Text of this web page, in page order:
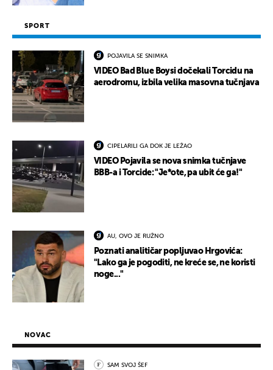
SPORT
POJAVILA SE SNIMKA
VIDEO Bad Blue Boysi dočekali Torcidu na
aerodromu, izbila velika masovna tučnjava
CIPELARILI GA DOK JE LEŽAO
VIDEO Pojavila se nova snimka tučnjave
BBB-a i Torcide: "Je*ote, pa ubit će ga!"
AU, OVO JE RUŽNO
Poznati analitičar popljuvao Hrgovića:
"Lako ga je pogoditi, ne kreće se, ne koristi
noge..."
NOVAC
SAM SVOJ ŠEF